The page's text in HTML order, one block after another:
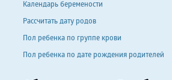
Календарь беремености
Рассчитать дату родов
Пол ребенка по группе крови
Пол ребенка по дате рождения родителей